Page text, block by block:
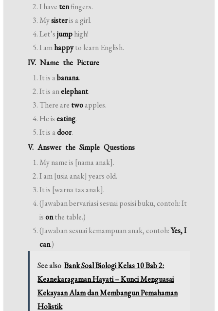
I have tenfingers.
Mysisteris a girl.
Let’sjumphigh!
I amhappyto learn English.
IV. Name the Picture
It is abanana.
It is anelephant.
There are twoapples.
He iseating.
It is adoor.
V. Answer the Simple Questions
My name is [nama anak].
I am [usia anak] years old.
It is [warna tas anak].
(Jawaban bervariasi sesuai posisi buku, contoh: It
isonthe table.)
(Jawaban sesuai kemampuan anak, contoh:Yes, I
can.)
See also Bank Soal Biologi Kelas 10 Bab 2:
Keanekaragaman Hayati – Kunci Menguasai
Kekayaan Alam dan Membangun Pemahaman
Holistik